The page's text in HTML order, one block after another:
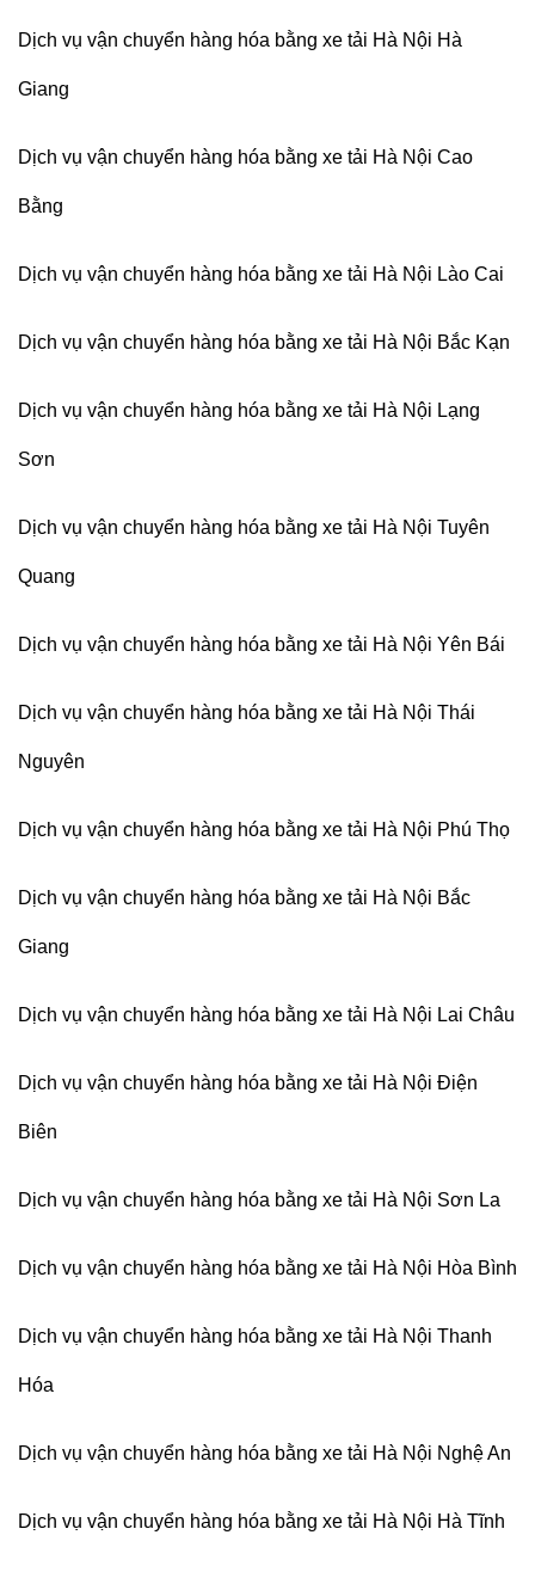
Dịch vụ vận chuyển hàng hóa bằng xe tải Hà Nội Hà
Giang
Dịch vụ vận chuyển hàng hóa bằng xe tải Hà Nội Cao
Bằng
Dịch vụ vận chuyển hàng hóa bằng xe tải Hà Nội Lào Cai
Dịch vụ vận chuyển hàng hóa bằng xe tải Hà Nội Bắc Kạn
Dịch vụ vận chuyển hàng hóa bằng xe tải Hà Nội Lạng
Sơn
Dịch vụ vận chuyển hàng hóa bằng xe tải Hà Nội Tuyên
Quang
Dịch vụ vận chuyển hàng hóa bằng xe tải Hà Nội Yên Bái
Dịch vụ vận chuyển hàng hóa bằng xe tải Hà Nội Thái
Nguyên
Dịch vụ vận chuyển hàng hóa bằng xe tải Hà Nội Phú Thọ
Dịch vụ vận chuyển hàng hóa bằng xe tải Hà Nội Bắc
Giang
Dịch vụ vận chuyển hàng hóa bằng xe tải Hà Nội Lai Châu
Dịch vụ vận chuyển hàng hóa bằng xe tải Hà Nội Điện
Biên
Dịch vụ vận chuyển hàng hóa bằng xe tải Hà Nội Sơn La
Dịch vụ vận chuyển hàng hóa bằng xe tải Hà Nội Hòa Bình
Dịch vụ vận chuyển hàng hóa bằng xe tải Hà Nội Thanh
Hóa
Dịch vụ vận chuyển hàng hóa bằng xe tải Hà Nội Nghệ An
Dịch vụ vận chuyển hàng hóa bằng xe tải Hà Nội Hà Tĩnh